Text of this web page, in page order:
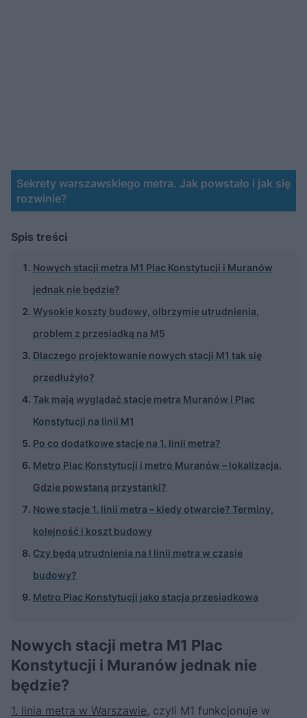
Sekrety warszawskiego metra. Jak powstało i jak się
rozwinie?
Spis treści
Nowych stacji metra M1 Plac Konstytucji i Muranów
jednak nie będzie?
Wysokie koszty budowy, olbrzymie utrudnienia,
problem z przesiadką na M5
Dlaczego projektowanie nowych stacji M1 tak się
przedłużyło?
Tak mają wyglądać stacje metra Muranów i Plac
Konstytucji na linii M1
Po co dodatkowe stacje na 1. linii metra?
Metro Plac Konstytucji i metro Muranów – lokalizacja.
Gdzie powstaną przystanki?
Nowe stacje 1. linii metra – kiedy otwarcie? Terminy,
kolejność i koszt budowy
Czy będą utrudnienia na I linii metra w czasie
budowy?
Metro Plac Konstytucji jako stacja przesiadkowa
Nowych stacji metra M1 Plac
Konstytucji i Muranów jednak nie
będzie?
1. linia metra w Warszawie, czyli M1 funkcjonuje w